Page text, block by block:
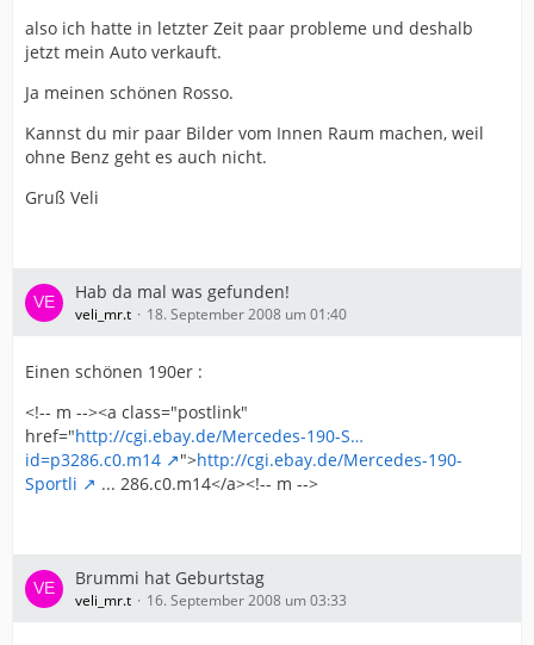
also ich hatte in letzter Zeit paar probleme und deshalb
jetzt mein Auto verkauft.
Ja meinen schönen Rosso.
Kannst du mir paar Bilder vom Innen Raum machen, weil
ohne Benz geht es auch nicht.
Gruß Veli
Hab da mal was gefunden!
veli_mr.t 18. September 2008 um 01:40
Einen schönen 190er :
<!-- m --><a class="postlink"
href="http://cgi.ebay.de/Mercedes-190-S…
id=p3286.c0.m14
">http://cgi.ebay.de/Mercedes-190-
Sportli
... 286.c0.m14</a><!-- m -->
Brummi hat Geburtstag
veli_mr.t 16. September 2008 um 03:33